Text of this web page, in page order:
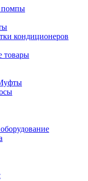
помпы
кондиционеров
товары